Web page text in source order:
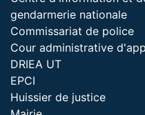
gendarmerie nationale
Commissariat de police
Cour administrative
DRIEA UT
EPCI
Huissier de justice